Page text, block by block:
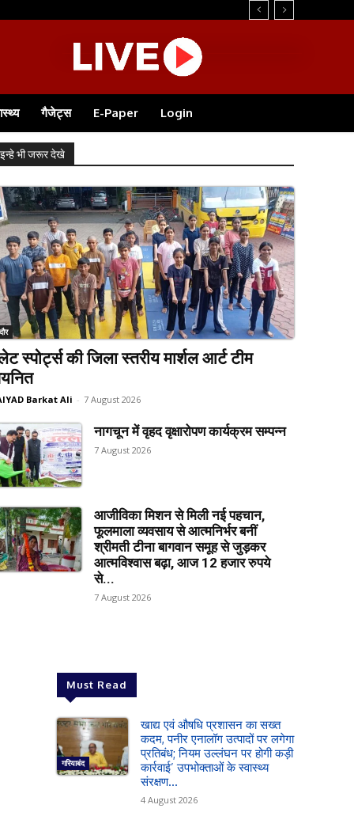
गैजेट्स E-Paper Login
इन्हे भी जरूर देखे
स्पोर्ट्स की जिला स्तरीय मार्शल आर्ट टीम
Barkat Ali - 7 August 2026
नागचून में वृहद वृक्षारोपण कार्यक्रम सम्पन्न
7 August 2026
आजीविका मिशन से मिली नई पहचान,
फूलमाला व्यवसाय से आत्मनिर्भर बनीं
श्रीमती टीना बागवान समूह से जुड़कर
आत्मविश्वास बढ़ा, आज 12 हजार रुपये
से...
7 August 2026
Must Read
गरियाबंद
खाद्य एवं औषधि प्रशासन का सख्त
कदम, पनीर एनालॉग उत्पादों पर लगेगा
प्रतिबंध; नियम उल्लंघन पर होगी कड़ी
कार्रवाई’ उपभोक्ताओं के स्वास्थ्य
संरक्षण...
4 August 2026